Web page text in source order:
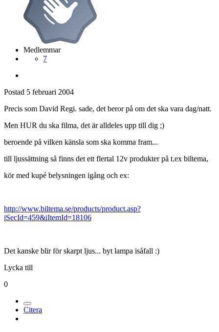
Medlemmar
7
Postad 5 februari 2004
Precis som David Regi. sade, det beror på om det ska vara dag/natt.
Men HUR du ska filma, det är alldeles upp till dig ;)
beroende på vilken känsla som ska komma fram...
till ljussättning så finns det ett flertal 12v produkter på t.ex biltema,
kör med kupé belysningen igång och ex:
http://www.biltema.se/products/product.asp?
iSecId=459&iItemId=18106
Det kanske blir för skarpt ljus... byt lampa isåfall :)
Lycka till
0
Citera